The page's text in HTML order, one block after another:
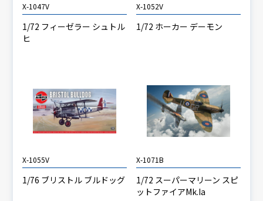
X-1047V
1/72 フィーゼラー シュトル
ヒ
X-1052V
1/72 ホーカー デーモン
X-1055V
1/76 ブリストル ブルドッグ
X-1071B
1/72 スーパーマリーン スピ
ットファイアMk.Ia